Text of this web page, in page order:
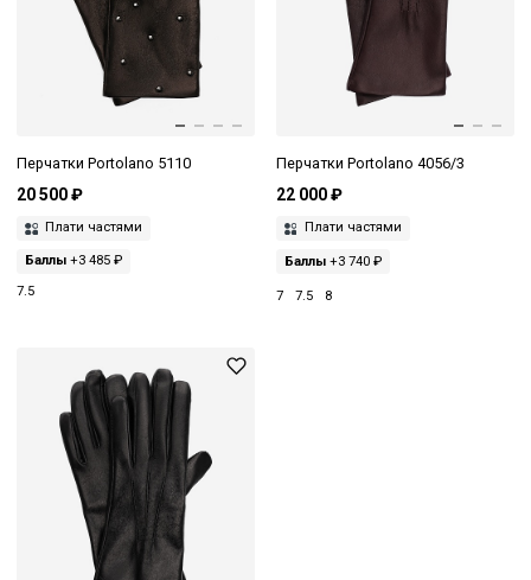
Перчатки Portolano 5110
20 500 ₽
Плати частями
Баллы +3 485 ₽
7.5
Перчатки Portolano 4056/3
22 000 ₽
Плати частями
Баллы+3 740 ₽
7 7.5 8